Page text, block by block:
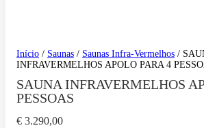
Início / Saunas / Saunas Infra-Vermelhos /
INFRAVERMELHOS APOLO PARA 4
SAUNA INFRAVERMELHOS
PESSOAS
€ 3.290,00